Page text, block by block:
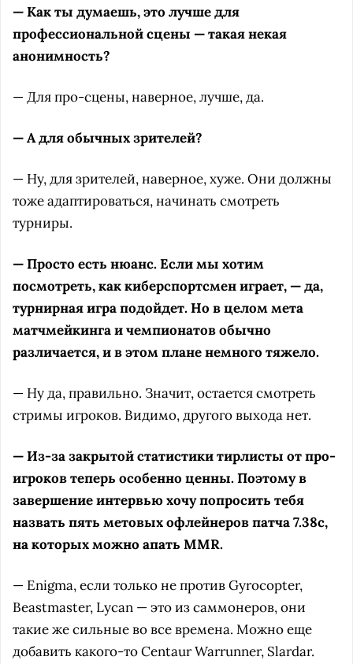
— Как ты думаешь, это лучше для
профессиональной сцены — такая некая
анонимность?
— Для про-сцены, наверное, лучше, да.
— А для обычных зрителей?
— Ну, для зрителей, наверное, хуже. Они должны
тоже адаптироваться, начинать смотреть
турниры.
— Просто есть нюанс. Если мы хотим
посмотреть, как киберспортсмен играет, — да,
турнирная игра подойдет. Но в целом мета
матчмейкинга и чемпионатов обычно
различается, и в этом плане немного тяжело.
— Ну да, правильно. Значит, остается смотреть
стримы игроков. Видимо, другого выхода нет.
— Из-за закрытой статистики тирлисты от про-
игроков теперь особенно ценны. Поэтому в
завершение интервью хочу попросить тебя
назвать пять метовых офлейнеров патча 7.38c,
на которых можно апать MMR.
— Enigma, если только не против Gyrocopter,
Beastmaster, Lycan — это из саммонеров, они
такие же сильные во все времена. Можно еще
добавить какого-то Centaur Warrunner, Slardar.